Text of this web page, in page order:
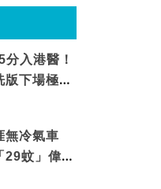
入港醫！
版下場極震
無冷氣車
29蚊」偉論